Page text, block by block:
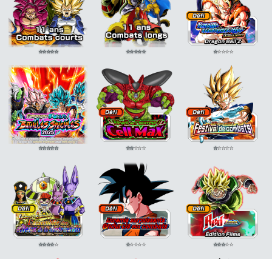
Combat acharnéATT
+15%
Combat acharnéATT
+20%
+20%
Combat acharnéATT
+20%
⭐⭐⭐⭐⭐ ⭐⭐⭐⭐⭐ ⭐⭐⭐⭐⭐
⭐⭐⭐⭐⭐ ⭐⭐⭐⭐⭐ ⭐⭐⭐⭐⭐
⭐⭐⭐⭐⭐ ⭐⭐⭐⭐⭐ ⭐⭐⭐⭐⭐